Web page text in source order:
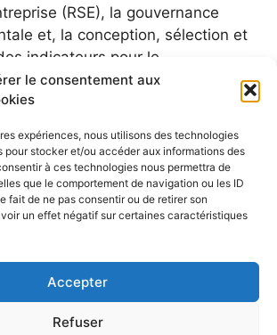
le consentement aux
expériences, nous utilisons des technologies
pour stocker et/ou accéder aux informations des
à ces technologies nous permettra de
que le comportement de navigation ou les ID
fait de ne pas consentir ou de retirer son
un effet négatif sur certaines caractéristiques
Accepter
Refuser
(RSE), la gouvernance
et, la conception, sélection et
indicateurs pour le
durable.